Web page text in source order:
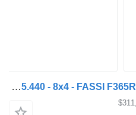
MAN TGS 35.440 - 8x4 - FASSI F365RA.2.26 + RC Crane + Tipper